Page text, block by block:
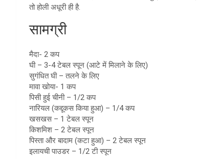
p
p
तो होली अधूरी ही है.
सामग्री
मैदा- 2 कप
घी – 3-4 टेबल स्पून (आटे में मिलाने के लिए)
सुगंधित घी – तलने के लिए
मावा खोया- 1 कप
पिसी हुई चीनी – 1/2 कप
नारियल (कद्दूकस किया हुआ) – 1/4 कप
खसखस – 1 टेबल स्पून
किशमिश – 2 टेबल स्पून
पिस्ता और बादाम (कटा हुआ) – 2 टेबल स्पून
इलायची पाउडर – 1/2 टी स्पून